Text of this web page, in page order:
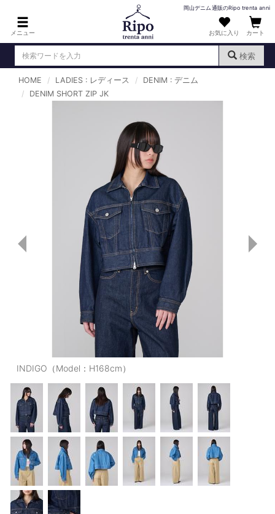
メニュー
岡山デニム通販のRipo trenta anni
お気に入り カート
検索
ログイン （新規会員登録
TOPS : トップス
T-SHIRT : Tシャツ
KNIT : ニット
SHIRT : シャツ
OUTERS : アウター
LADIES : レディース
DENIM : デニム
PANTS/SKIRT : パンツ・スカート
TOPS : トップス
OUTERS : アウター
OUTLET : アウトレット
MENS : メンズ
LADIES : レディース
新規会員登録
HOME LADIES : レディース
DENIM : デニム
DENIM SHORT ZIP JK
INDIGO（Model：H168cm）